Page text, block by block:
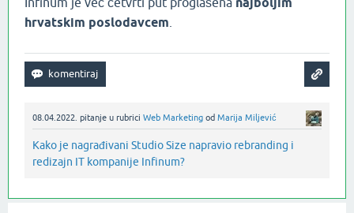
hrvatskim poslodavcem
08.04.2022. pitanje u rubrici Web Marketing od Marija Miljević
Kako je nagrađivani Studio Size napravio rebranding i
redizajn IT kompanije Infinum?